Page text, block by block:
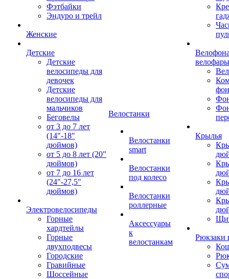
Фэтбайки
Эндуро и трейл
Женские
Детские
Детские
велосипеды для
девочек
Детские
велосипеды для
мальчиков
Беговелы
от 3 до 7 лет
(14"-18"
дюймов)
от 5 до 8 лет (20"
дюймов)
от 7 до 16 лет
(24"-27,5"
дюймов)
Электровелосипеды
Горные
хардтейлы
Горные
двухподвесы
Городские
Гравийные
Шоссейные
Велостанки
Велостанки
smart
Велостанки
под колесо
Велостанки
роллерные
Аксессуары
к
велостанкам
велофары
Крылья
Рюкзаки